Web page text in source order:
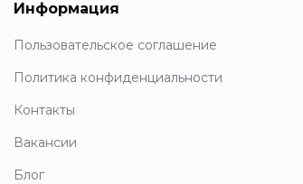
Информация
Пользовательское соглашение
Политика конфиденциальности
Контакты
Вакансии
Блог